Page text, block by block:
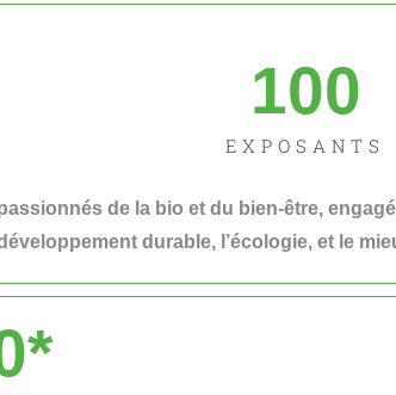
EXPOSANTS
100
de la bio et du bien-être,
durable, l’écologie, et le
*